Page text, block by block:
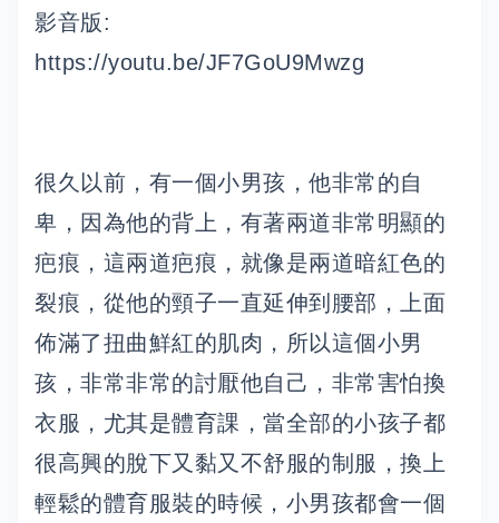
影音版:
https://youtu.be/JF7GoU9Mwzg
很久以前，有一個小男孩，他非常的自
卑，因為他的背上，有著兩道非常明顯的
疤痕，這兩道疤痕，就像是兩道暗紅色的
裂痕，從他的頸子一直延伸到腰部，上面
佈滿了扭曲鮮紅的肌肉，所以這個小男
孩，非常非常的討厭他自己，非常害怕換
衣服，尤其是體育課，當全部的小孩子都
很高興的脫下又黏又不舒服的制服，換上
輕鬆的體育服裝的時候，小男孩都會一個